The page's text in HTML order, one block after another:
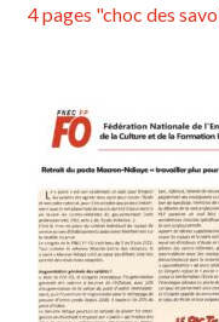
4 pages "choc des